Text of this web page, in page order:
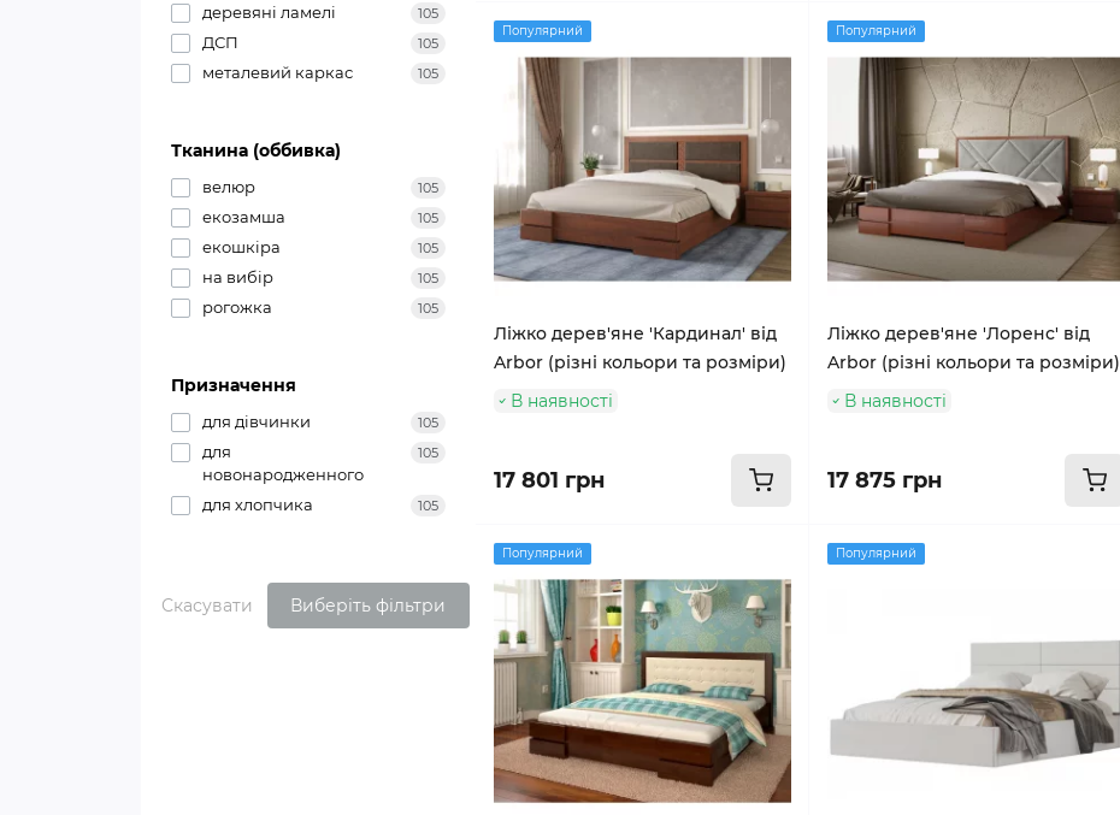
деревяні ламелі 105
ДСП 105
металевий каркас 105
Тканина (оббивка)
велюр 105
екозамша 105
екошкіра 105
на вибір 105
рогожка 105
Призначення
для дівчинки 105
для
новонародженного
105
для хлопчика 105
Скасувати Виберіть фільтри
Популярний
Ліжко дерев'яне 'Кардинал' від
Arbor (різні кольори та розміри)
В наявності
17 801 грн
Популярний
Ліжко дерев'яне 'Лоренс' від
Arbor (різні кольори та розміри)
В наявності
17 875 грн
Популярний Популярний